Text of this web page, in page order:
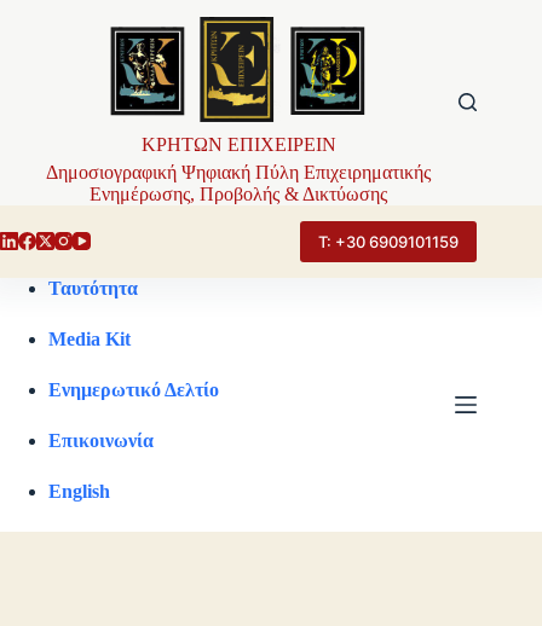
ΚΡΗΤΩΝ ΕΠΙΧΕΙΡΕΙΝ
Δημοσιογραφική Ψηφιακή Πύλη Επιχειρηματικής
Ενημέρωσης, Προβολής & Δικτύωσης
Τ: +30 6909101159
Ταυτότητα
Media Kit
Ενημερωτικό Δελτίο
Επικοινωνία
English